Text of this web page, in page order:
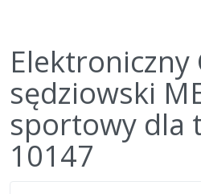
Elektroniczny
sędziowski
sportowy dla
10147